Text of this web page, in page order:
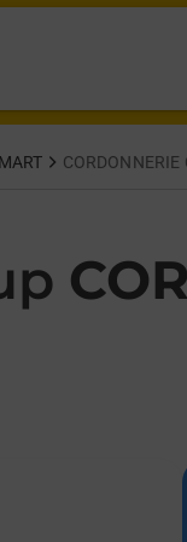
CORDONNERIE
CARNOT